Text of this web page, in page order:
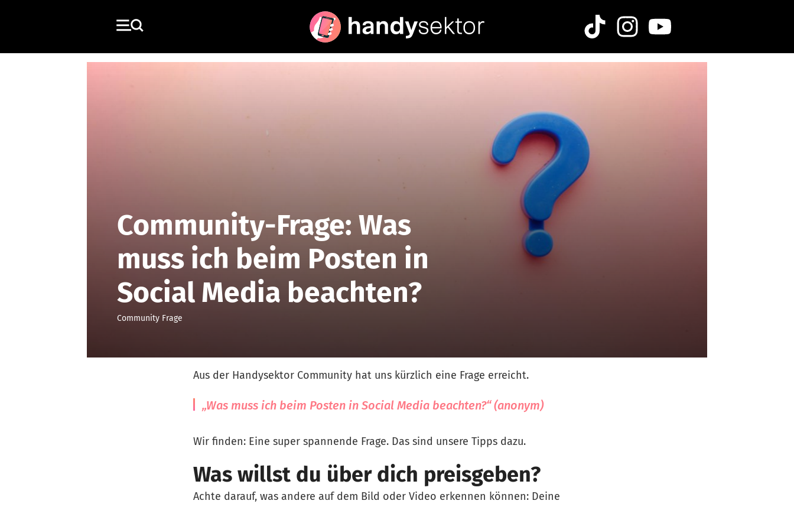
Community-Frage: Was
muss ich beim Posten in
Social Media beachten?
Community Frage
Aus der Handysektor Community hat uns kürzlich eine Frage erreicht.
„Was muss ich beim Posten in Social Media beachten?“ (anonym)
Wir finden: Eine super spannende Frage. Das sind unsere Tipps dazu.
Was willst du über dich preisgeben?
Achte darauf, was andere auf dem Bild oder Video erkennen können: Deine